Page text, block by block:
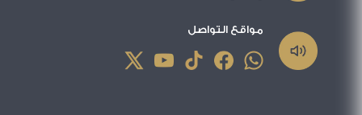
مواقع التواصل